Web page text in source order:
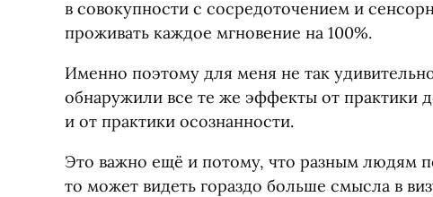
в совокупности с сосредоточением и
проживать каждое мгновение на 100%.
Именно поэтому для меня не так
обнаружили все те же эффекты от практики
и от практики осознанности.
Это важно ещё и потому, что разным людям
то может видеть гораздо больше смысла в